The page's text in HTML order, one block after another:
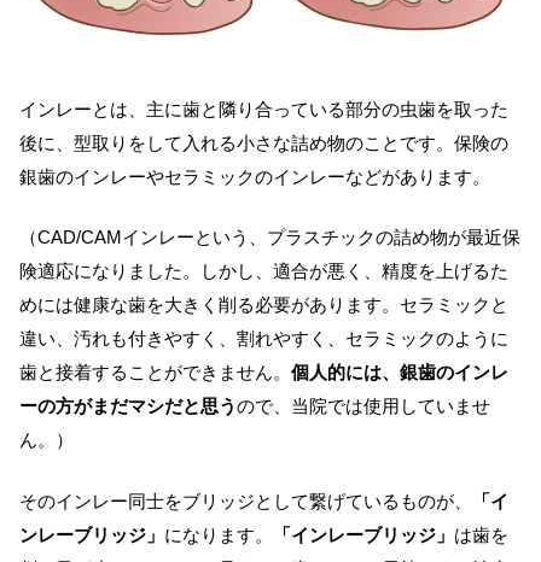
インレーとは、主に歯と隣り合っている部分の虫歯を取った
後に、型取りをして入れる小さな詰め物のことです。保険の
銀歯のインレーやセラミックのインレーなどがあります。
（CAD/CAMインレーという、プラスチックの詰め物が最近保
険適応になりました。しかし、適合が悪く、精度を上げるた
めには健康な歯を大きく削る必要があります。セラミックと
違い、汚れも付きやすく、割れやすく、セラミックのように
歯と接着することができません。 個人的には、銀歯のインレ
ーの方がまだマシだと思うので、当院では使用していませ
ん。）
そのインレー同士をブリッジとして繋げているものが、
「イ
ンレーブリッジ」 になります。 「インレーブリッジ」 は歯を